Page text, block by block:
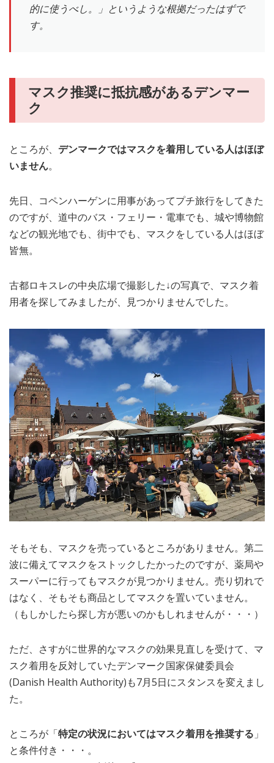
的に使うべし。」というような根拠だったはずで
す。
マスク推奨に抵抗感があるデンマー
ク
ところが、 デンマークではマスクを着用している人はほぼ
いません。
先日、コペンハーゲンに用事があってプチ旅行をしてきた
のですが、道中のバス・フェリー・電車でも、城や博物館
などの観光地でも、街中でも、マスクをしている人はほぼ
皆無。
古都ロキスレの中央広場で撮影した↓の写真で、マスク着
用者を探してみましたが、見つかりませんでした。
そもそも、マスクを売っているところがありません。第二
波に備えてマスクをストックしたかったのですが、薬局や
スーパーに行ってもマスクが見つかりません。売り切れで
はなく、そもそも商品としてマスクを置いていません。
（もしかしたら探し方が悪いのかもしれませんが・・・）
ただ、さすがに世界的なマスクの効果見直しを受けて、マ
スク着用を反対していたデンマーク国家保健委員会
(Danish Health Authority)も7月5日にスタンスを変えまし
た。
ところが「特定の状況においてはマスク着用を推奨する 」
と条件付き・・・。